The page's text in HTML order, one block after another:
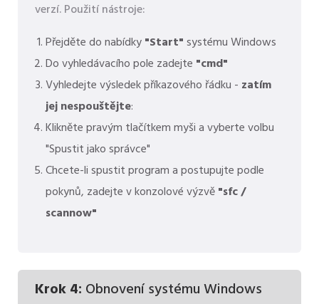
verzí. Použití nástroje:
Přejděte do nabídky"Start"systému Windows
Do vyhledávacího pole zadejte "cmd"
Vyhledejte výsledek příkazového řádku - zatím
jej nespouštějte:
Klikněte pravým tlačítkem myši a vyberte volbu
"Spustit jako správce"
Chcete-li spustit program a postupujte podle
pokynů, zadejte v konzolové výzvě"sfc /
scannow"
Krok 4: Obnovení systému Windows